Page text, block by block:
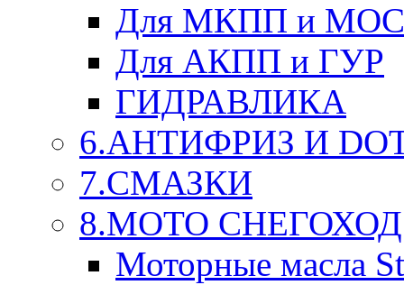
Для МКПП и
Для АКПП и ГУР
ГИДРАВЛИКА
6.АНТИФРИЗ И
7.СМАЗКИ
8.МОТО
Моторные масла